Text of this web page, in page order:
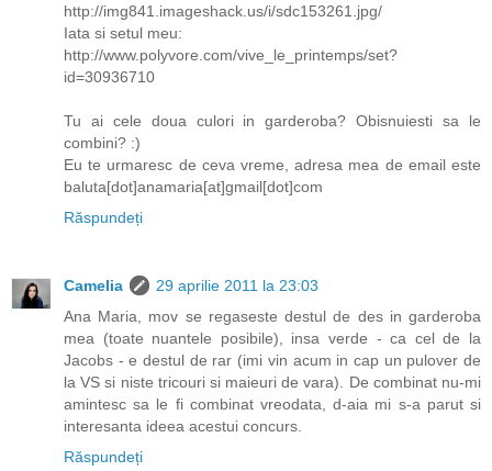
http://img841.imageshack.us/i/sdc153261.jpg/
Iata si setul meu:
http://www.polyvore.com/vive_le_printemps/set?
id=30936710
Tu ai cele doua culori in garderoba? Obisnuiesti sa le
combini? :)
Eu te urmaresc de ceva vreme, adresa mea de email este
baluta[dot]anamaria[at]gmail[dot]com
Răspundeți
Camelia
29 aprilie 2011 la 23:03
Ana Maria, mov se regaseste destul de des in garderoba
mea (toate nuantele posibile), insa verde - ca cel de la
Jacobs - e destul de rar (imi vin acum in cap un pulover de
la VS si niste tricouri si maieuri de vara). De combinat nu-mi
amintesc sa le fi combinat vreodata, d-aia mi s-a parut si
interesanta ideea acestui concurs.
Răspundeți